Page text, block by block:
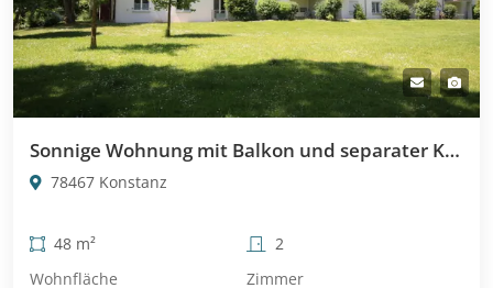
Sonnige Wohnung mit Balkon und separater Küche!
78467 Konstanz
48 m²
Wohnfläche
2
Zimmer